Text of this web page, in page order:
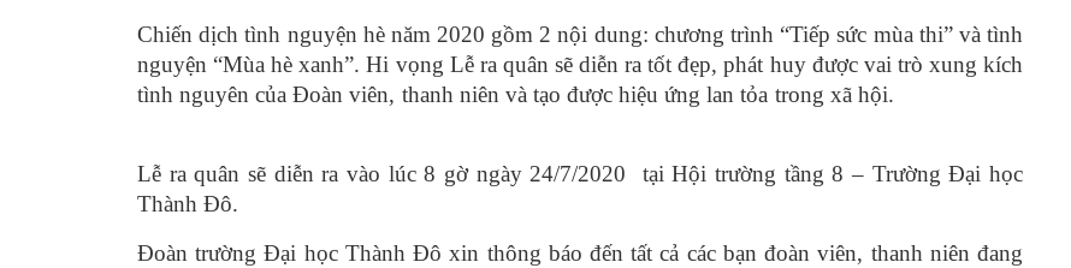
Chiến dịch tình nguyện hè năm 2020 gồm 2 nội dung: chương trình “Tiếp sức mùa thi” và tình
nguyện “Mùa hè xanh”. Hi vọng Lễ ra quân sẽ diễn ra tốt đẹp, phát huy được vai trò xung kích
tình nguyên của Đoàn viên, thanh niên và tạo được hiệu ứng lan tỏa trong xã hội.
Lễ ra quân sẽ diễn ra vào lúc 8 gờ ngày 24/7/2020 tại Hội trường tầng 8 – Trường Đại học
Thành Đô.
Đoàn trường Đại học Thành Đô xin thông báo đến tất cả các bạn đoàn viên, thanh niên đang